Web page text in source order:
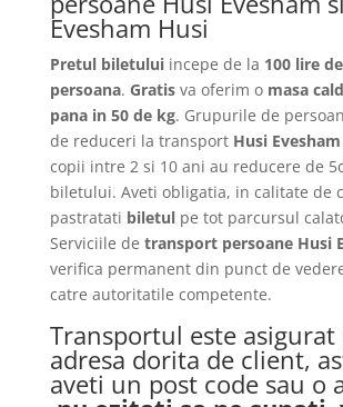
Evesham Husi
Pretul biletuluiincepe de la 100 lire de
persoana. Gratisva oferim o masa
pana in 50 de kg. Grupurile de
de reduceri la transport Husi Evesham
copii intre 2 si 10 ani au reducere de
biletului. Aveti obligatia, in calitate de
pastratati biletulpe tot parcursul
Serviciile de transport persoane Husi
verifica permanent din punct de
catre autoritatile competente.
Transportul este asigurat
adresa dorita de client,
aveti un post code sau o